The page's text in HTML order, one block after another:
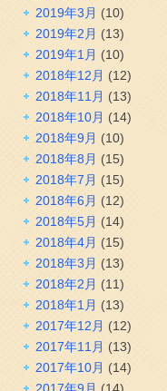
2019年3月 (10)
2019年2月 (13)
2019年1月 (10)
2018年12月 (12)
2018年11月 (13)
2018年10月 (14)
2018年9月 (10)
2018年8月 (15)
2018年7月 (15)
2018年6月 (12)
2018年5月 (14)
2018年4月 (15)
2018年3月 (13)
2018年2月 (11)
2018年1月 (13)
2017年12月 (12)
2017年11月 (13)
2017年10月 (14)